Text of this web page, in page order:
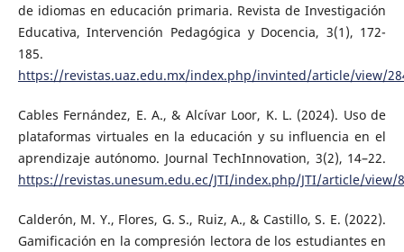
de idiomas en educación primaria. Revista de Investigación
Educativa, Intervención Pedagógica y Docencia, 3(1), 172-
185.
https://revistas.uaz.edu.mx/index.php/invinted/article/view/
Cables Fernández, E. A., & Alcívar Loor, K. L. (2024). Uso de
plataformas virtuales en la educación y su influencia en el
aprendizaje autónomo. Journal TechInnovation, 3(2), 14–22.
https://revistas.unesum.edu.ec/JTI/index.php/JTI/article/view/
Calderón, M. Y., Flores, G. S., Ruiz, A., & Castillo, S. E. (2022).
Gamificación en la compresión lectora de los estudiantes en